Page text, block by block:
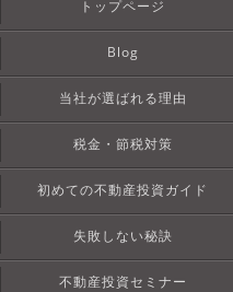
トップページ
Blog
当社が選ばれる理由
税金・節税対策
初めての不動産投資ガイド
失敗しない秘訣
不動産投資セミナー